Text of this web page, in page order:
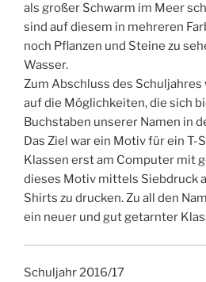
als großer Schwarm im Meer
sind auf diesem in mehreren
noch Pflanzen und Steine zu
Wasser.
Zum Abschluss des
auf die Möglichkeiten, die sich
Buchstaben unserer Namen in
Das Ziel war ein Motiv für ein T-
Klassen erst am Computer mit
dieses Motiv mittels Siebdruck
Shirts zu drucken. Zu all den
ein neuer und gut getarnter
Schuljahr 2016/17